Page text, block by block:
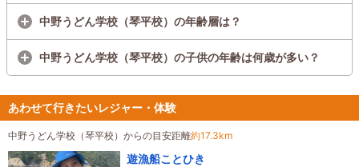
中野うどん学校（琴平校）の年齢層は？
中野うどん学校（琴平校）の子供の年齢は何歳が多い？
あわせて行きたいレジャー・体験
中野うどん学校（琴平校）からの目安距離約17.3km
遊漁船ことひき